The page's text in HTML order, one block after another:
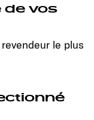
de vos
le plus